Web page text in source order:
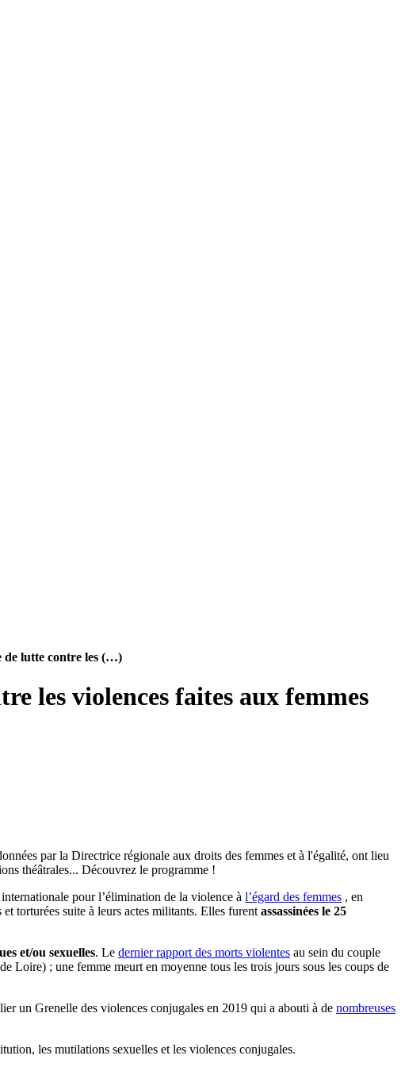
de lutte contre les (…)
les violences faites aux femmes
par la Directrice régionale aux droits des femmes et à l'égalité, ont lieu
théâtrales... Découvrez le programme !
pour l’élimination de la violence à l’égard des femmes , en
torturées suite à leurs actes militants. Elles furent assassinées le 25
et/ou sexuelles. Le dernier rapport des morts violentes au sein du couple
Loire) ; une femme meurt en moyenne tous les trois jours sous les coups de
un Grenelle des violences conjugales en 2019 qui a abouti à de nombreuses
les mutilations sexuelles et les violences conjugales.